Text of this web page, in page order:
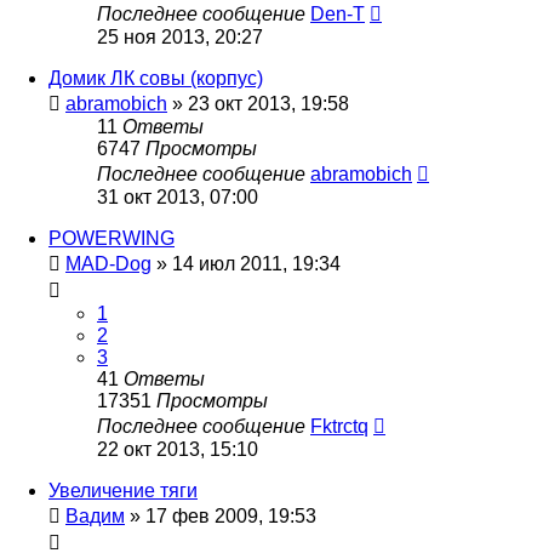
Последнее сообщение Den-T
25 ноя 2013, 20:27
Домик ЛК совы (корпус)
abramobich » 23 окт 2013, 19:58
11 Ответы
6747 Просмотры
Последнее сообщение abramobich
31 окт 2013, 07:00
POWERWING
MAD-Dog » 14 июл 2011, 19:34
1
2
3
41 Ответы
17351 Просмотры
Последнее сообщение Fktrctq
22 окт 2013, 15:10
Увеличение тяги
Вадим » 17 фев 2009, 19:53